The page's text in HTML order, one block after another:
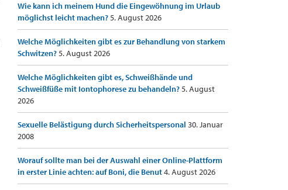
Wie kann ich meinem Hund die Eingewöhnung im Urlaub
möglichst leicht machen?5. August 2026
Welche Möglichkeiten gibt es zur Behandlung von starkem
Schwitzen?5. August 2026
Welche Möglichkeiten gibt es, Schweißhände und
Schweißfüße mit Iontophorese zu behandeln?5. August
2026
Sexuelle Belästigung durch Sicherheitspersonal 30. Januar
2008
Worauf sollte man bei der Auswahl einer Online-Plattform
in erster Linie achten: auf Boni, die Benut4. August 2026